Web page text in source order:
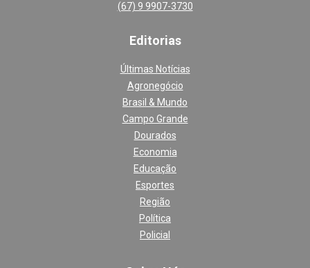
(67) 9 9907-3730
Editorias
Últimas Notícias
Agronegócio
Brasil & Mundo
Campo Grande
Dourados
Economia
Educação
Esportes
Região
Política
Policial